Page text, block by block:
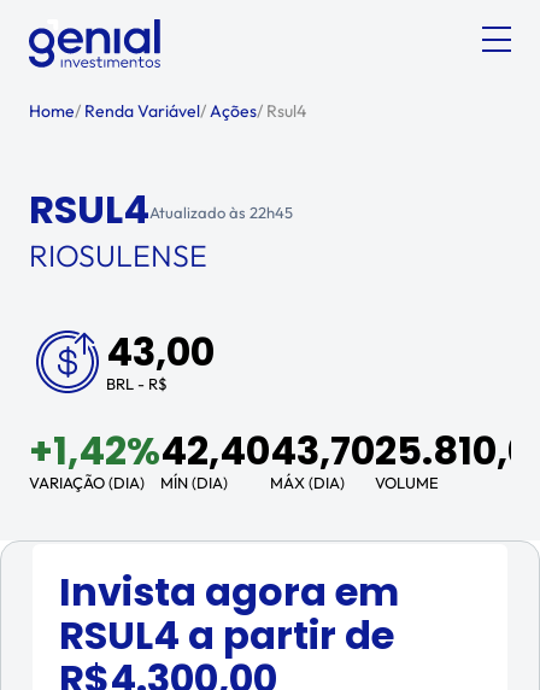
Home/ Renda Variável/Ações/ Rsul4
RSUL4Atualizado às 22h45
RIOSULENSE
43,00
BRL - R$
+1,42%
VARIAÇÃO (DIA)
42,40
MÍN (DIA)
43,70
MÁX (DIA) VOLUME
Invista agora em
RSUL4 a partir de
R$4.300,00